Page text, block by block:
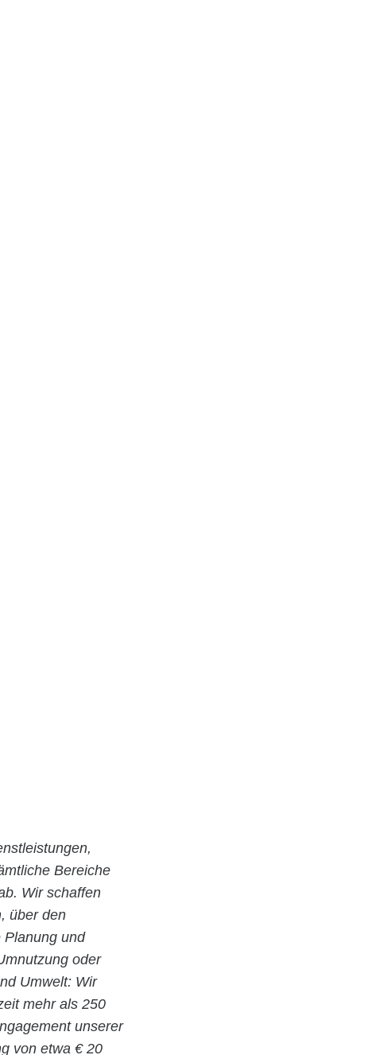
Bereiche
Wir schaffen
über den
Planung und
oder
Umwelt: Wir
mehr als 250
unserer
von etwa € 20